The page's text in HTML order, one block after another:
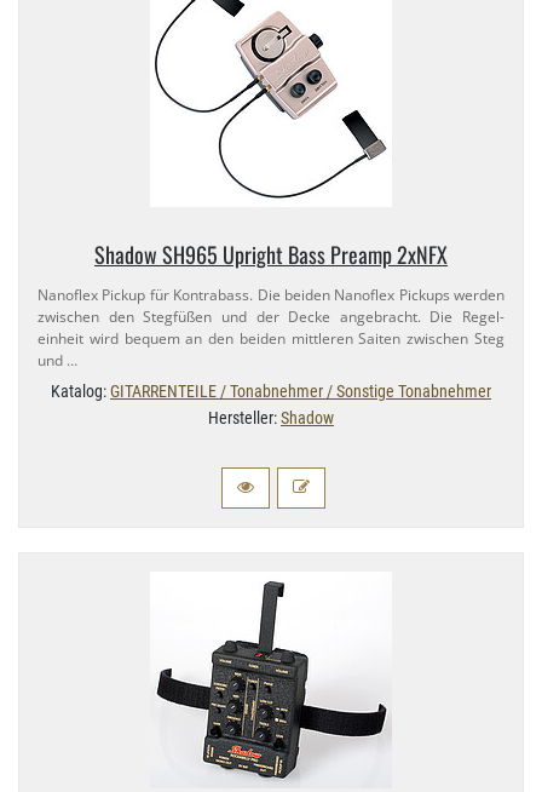
Shadow SH965 Upright Bass Preamp 2xNFX
Nanoflex Pickup für Kontrabass. Die beiden Nanoflex Pickups werden
zwischen den Stegfüßen und der Decke angebracht. Die Regel-
einheit wird bequem an den beiden mittleren Saiten zwischen Steg
und …
Katalog:GITARRENTEILE / Tonabnehmer / Sonstige Tonabnehmer
Hersteller:Shadow